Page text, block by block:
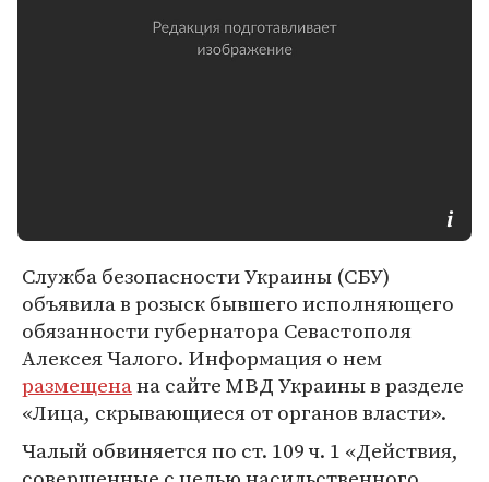
Служба безопасности Украины (СБУ)
объявила в розыск бывшего исполняющего
обязанности губернатора Севастополя
Алексея Чалого. Информация о нем
размещенана сайте МВД Украины в разделе
«Лица, скрывающиеся от органов власти».
Чалый обвиняется по ст. 109 ч. 1 «Действия,